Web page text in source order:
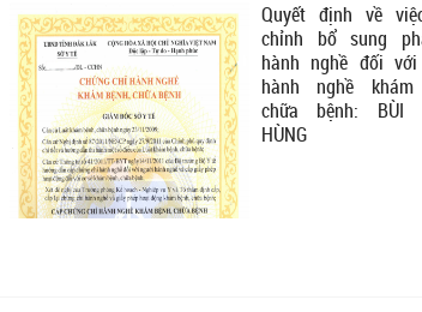
Quyết định về
chỉnh bổ sung
hành nghề đối với
hành nghề khám
chữa bệnh: BÙI
HÙNG